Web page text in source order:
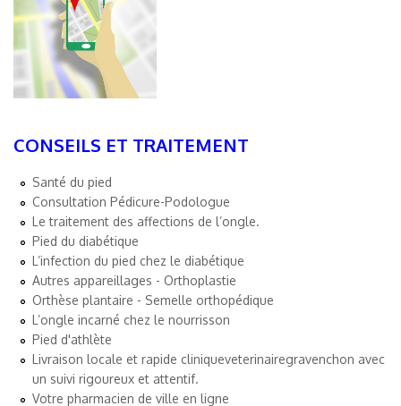
CONSEILS ET TRAITEMENT
Santé du pied
Consultation Pédicure-Podologue
Le traitement des affections de l’ongle.
Pied du diabétique
L’infection du pied chez le diabétique
Autres appareillages - Orthoplastie
Orthèse plantaire - Semelle orthopédique
L’ongle incarné chez le nourrisson
Pied d'athlète
Livraison locale et rapide cliniqueveterinairegravenchon avec
un suivi rigoureux et attentif.
Votre pharmacien de ville en ligne